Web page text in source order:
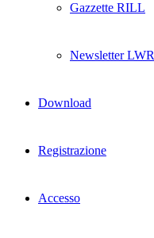
Gazzette RILL
Newsletter LWR
Download
Registrazione
Accesso